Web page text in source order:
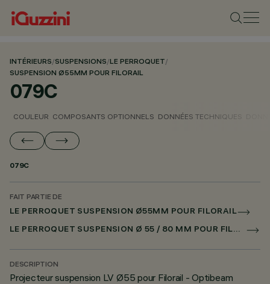
INTÉRIEURS/SUSPENSIONS/LE PERROQUET/
SUSPENSION Ø55MM POUR FILORAIL
079C
COULEUR COMPOSANTS OPTIONNELS DONNÉES TECHNIQUES
079C
FAIT PARTIE DE
LE PERROQUET SUSPENSION Ø55MM POUR FILORAIL
LE PERROQUET SUSPENSION Ø 55 / 80 MM POUR FILORAIL DALI POWERLINE
DESCRIPTION
Projecteur suspension LV Ø55 pour Filorail - Optibeam